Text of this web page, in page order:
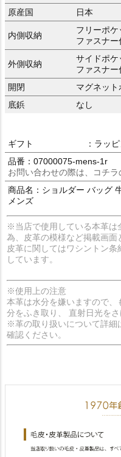
原産国 日本
内側収納
フリーポケ
ファスナー
外側収納
サイドポケ
ファスナー
開閉
マグネット
底鋲
なし
ギフト
：ラッ
品番：07000075-mens-1r
お問い合わせの際は、コチ
商品名：ショルダー バッグ
メンズ
※当店で使用している本革は
為、皮革の模様など掲載画
皮革に関してはワシントン
しています。
※使用上の注意
本革は水分を嫌いますので、
分をふき取り、 直射日光を
※革の取り扱いについて詳細
確認ください。